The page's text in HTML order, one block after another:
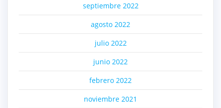
septiembre 2022
agosto 2022
julio 2022
junio 2022
febrero 2022
noviembre 2021